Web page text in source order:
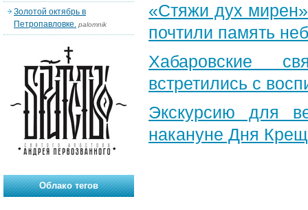
«Стяжи дух
почтили память
Хабаровские
встретились с
Экскурсию для
накануне Дня
Золотой октябрь в
Петропавловке. palomnik
Облако тегов